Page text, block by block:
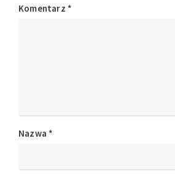
Komentarz *
Nazwa *